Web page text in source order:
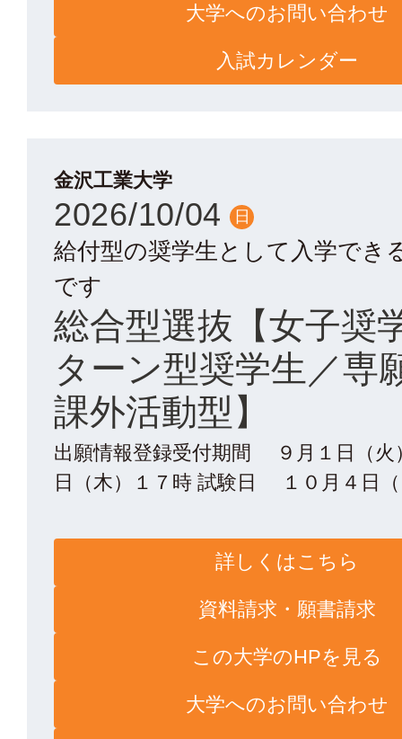
大学へのお問い合わせ
入試カレンダー
金沢工業大学
2026/10/04 日
給付型の奨学生として入学でき
です
総合型選抜【女子奨
ターン型奨学生／専
課外活動型】
出願情報登録受付期間 ９月１日（火
日（木）１７時 試験日 １０月４日
詳しくはこちら
資料請求・願書請求
この大学のHPを見る
大学へのお問い合わせ